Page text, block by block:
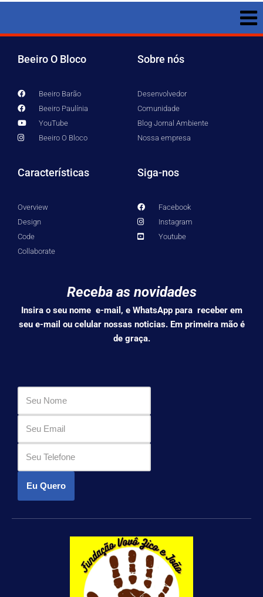
Beeiro O Bloco
Beeiro Barão
Beeiro Paulínia
YouTube
Beeiro O Bloco
Sobre nós
Desenvolvedor
Comunidade
Blog Jornal Ambiente
Nossa empresa
Características
Overview
Design
Code
Collaborate
Siga-nos
Facebook
Instagram
Youtube
Receba as novidades
Insira o seu nome e-mail, e WhatsApp para receber em
seu e-mail ou celular nossas noticias. Em primeira mão é
de graça.
Eu Quero